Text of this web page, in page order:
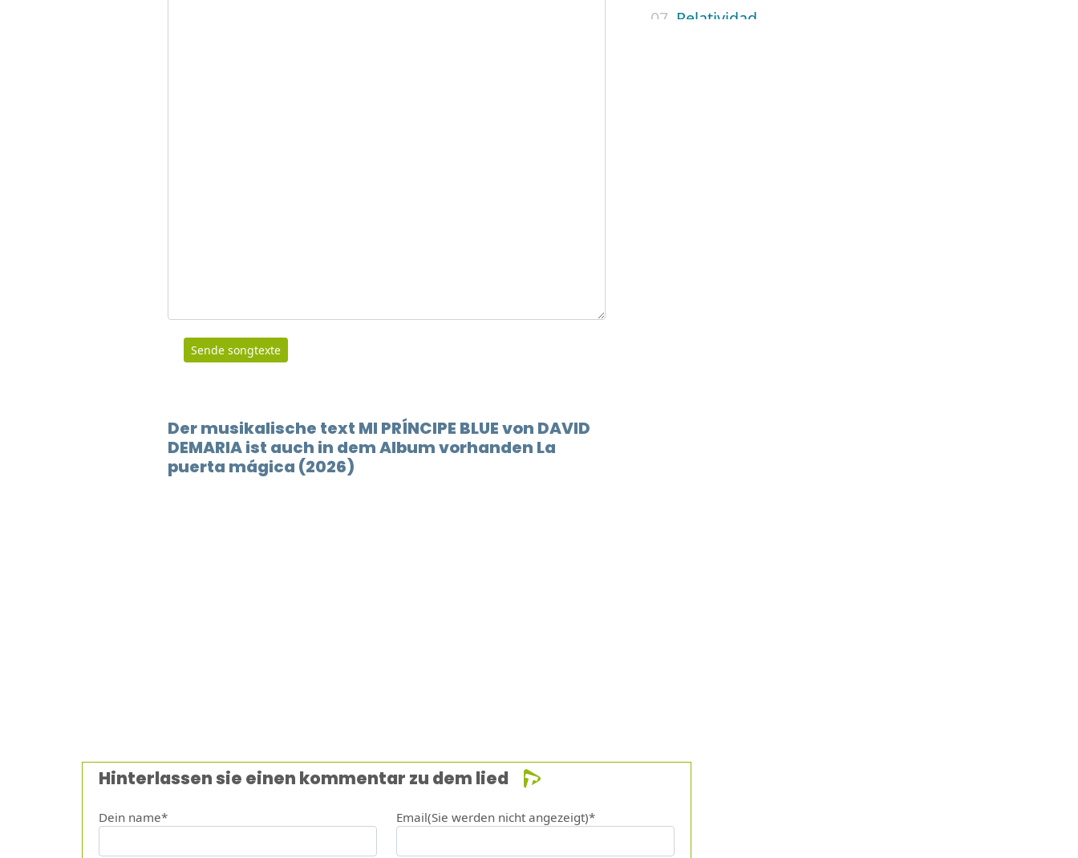
07. Relatividad
Sende songtexte
Der musikalische text MI PRÍNCIPE BLUE von DAVID
DEMARIA ist auch in dem Album vorhanden La
puerta mágica (2026)
Hinterlassen sie einen kommentar zu dem lied
Dein name* Email(Sie werden nicht angezeigt)*